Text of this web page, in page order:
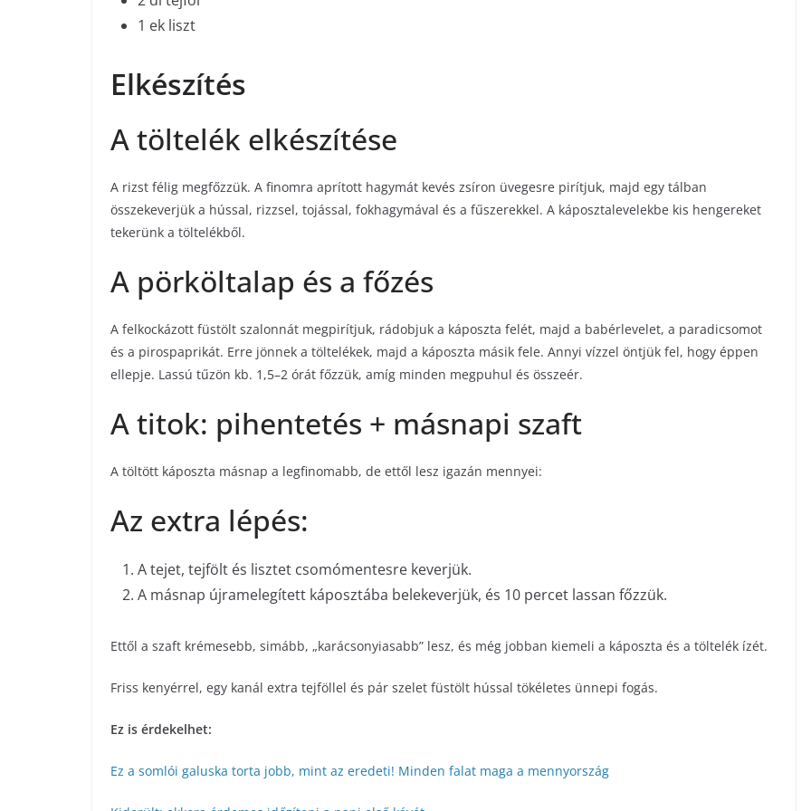
1 ek liszt
Elkészítés
A töltelék elkészítése
A rizst félig megfőzzük. A finomra aprított hagymát kevés zsíron üvegesre pirítjuk, majd egy tálban
összekeverjük a hússal, rizzsel, tojással, fokhagymával és a fűszerekkel. A káposztalevelekbe kis hengereket
tekerünk a töltelékből.
A pörköltalap és a főzés
A felkockázott füstölt szalonnát megpirítjuk, rádobjuk a káposzta felét, majd a babérlevelet, a paradicsomot
és a pirospaprikát. Erre jönnek a töltelékek, majd a káposzta másik fele. Annyi vízzel öntjük fel, hogy éppen
ellepje. Lassú tűzön kb. 1,5–2 órát főzzük, amíg minden megpuhul és összeér.
A titok: pihentetés + másnapi szaft
A töltött káposzta másnap a legfinomabb, de ettől lesz igazán mennyei:
Az extra lépés:
A tejet, tejfölt és lisztet csomómentesre keverjük.
A másnap újramelegített káposztába belekeverjük, és 10 percet lassan főzzük.
Ettől a szaft krémesebb, simább, „karácsonyiasabb” lesz, és még jobban kiemeli a káposzta és a töltelék ízét.
Friss kenyérrel, egy kanál extra tejföllel és pár szelet füstölt hússal tökéletes ünnepi fogás.
Ez is érdekelhet:
Ez a somlói galuska torta jobb, mint az eredeti! Minden falat maga a mennyország